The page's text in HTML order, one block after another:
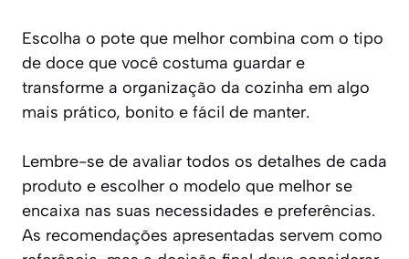
Escolha o pote que melhor combina com o tipo
de doce que você costuma guardar e
transforme a organização da cozinha em algo
mais prático, bonito e fácil de manter.
Lembre-se de avaliar todos os detalhes de cada
produto e escolher o modelo que melhor se
encaixa nas suas necessidades e preferências.
As recomendações apresentadas servem como